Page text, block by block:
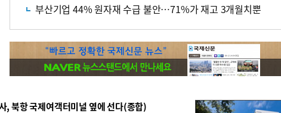
부산기업 44% 원자재 수급 불안…71%가 재고 3개월치뿐
, 북항 국제여객터미널 옆에 선다(종합)